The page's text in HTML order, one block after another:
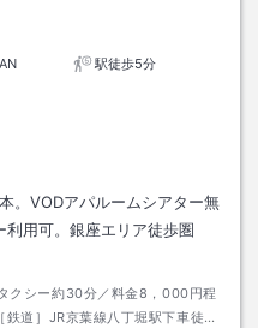
駅徒歩5分
。VODアパルームシアター無
用可。銀座エリア徒歩圏
クシー約30分／料金8，000円程
道］JR京葉線八丁堀駅下車徒歩